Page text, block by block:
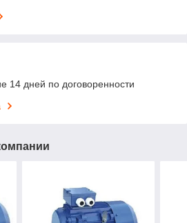
14 дней по договоренности